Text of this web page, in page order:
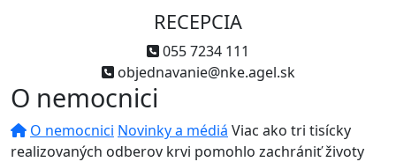
RECEPCIA
055 7234 111
objednavanie@nke.agel.sk
O nemocnici
O nemocnici Novinky a médiá Viac ako tri tisícky
realizovaných odberov krvi pomohlo zachrániť životy